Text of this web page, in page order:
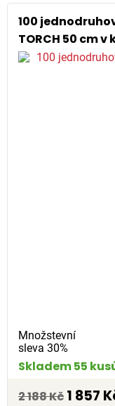
100
TORCH 50 cm v
Množstevní
sleva 30%
Skladem 55
2 188 Kč 1 857